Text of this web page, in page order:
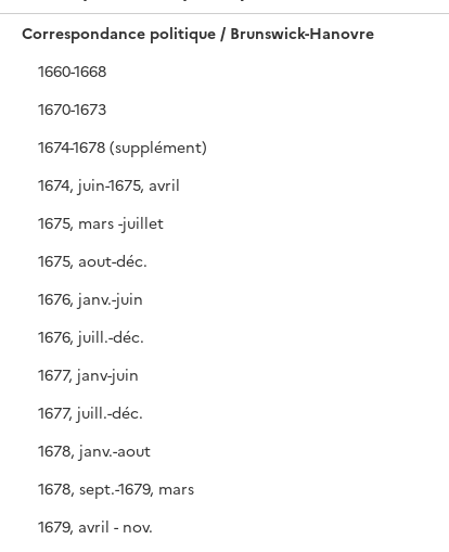
Correspondance politique / Brunswick-Hanovre
1660-1668
1670-1673
1674-1678 (supplément)
1674, juin-1675, avril
1675, mars -juillet
1675, aout-déc.
1676, janv.-juin
1676, juill.-déc.
1677, janv-juin
1677, juill.-déc.
1678, janv.-aout
1678, sept.-1679, mars
1679, avril - nov.